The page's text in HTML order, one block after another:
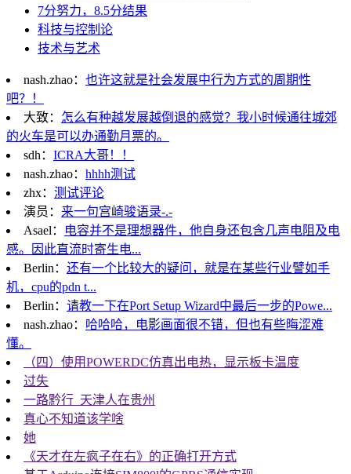
7分努力，8.5分结果
科技与控制论
技术与艺术
nash.zhao： 也许这就是社会发展中行为方式的周期性
吧？！
大致： 怎么有种越发展越倒退的感觉？我小时候通往城郊
的火车是可以办通勤月票的。
sdh： ICRA大哥！！
nash.zhao： hhhh测试
zhx： 测试评论
演员： 来一句宫崎骏语录-.-
Asael：
电容并不是理想器件，他自身还包含几声电阻及电
感。因此直流时寄生电...
Berlin： 还有一个比较大的疑问，就是在某些行业譬如手
机，cpu的pdn t...
Berlin： 请教一下在Port Setup Wizard中最后一步的Powe...
nash.zhao： 哈哈哈，电影画面很不错，但也有些晦涩难
懂。
（四）使用POWERDC仿真出电热，显示板卡温度
过失
一路黔行_天津人在贵州
真心不知道该学啥
她
《天才在左疯子在右》的正确打开方式